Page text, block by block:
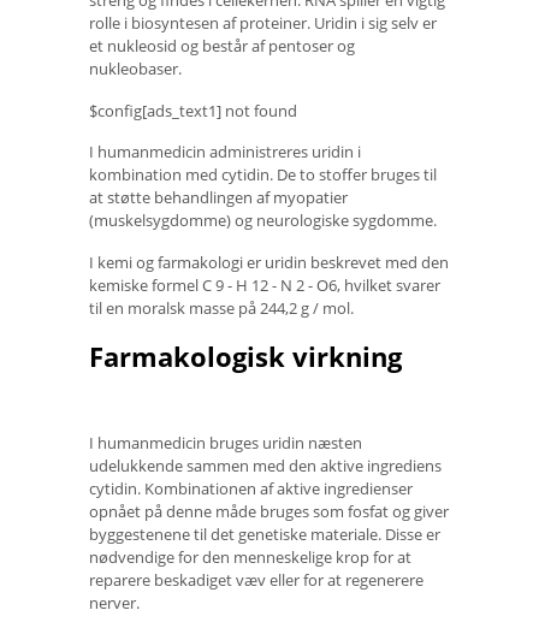
rolle i biosyntesen af ​​proteiner. Uridin i sig selv er
et nukleosid og består af pentoser og
nukleobaser.
$config[ads_text1] not found
I humanmedicin administreres uridin i
kombination med cytidin. De to stoffer bruges til
at støtte behandlingen af ​​myopatier
(muskelsygdomme) og neurologiske sygdomme.
I kemi og farmakologi er uridin beskrevet med den
kemiske formel C 9 - H 12 - N 2 - O6, hvilket svarer
til en moralsk masse på 244,2 g / mol.
Farmakologisk virkning
I humanmedicin bruges uridin næsten
udelukkende sammen med den aktive ingrediens
cytidin. Kombinationen af ​​aktive ingredienser
opnået på denne måde bruges som fosfat og giver
byggestenene til det genetiske materiale. Disse er
nødvendige for den menneskelige krop for at
reparere beskadiget væv eller for at regenerere
nerver.